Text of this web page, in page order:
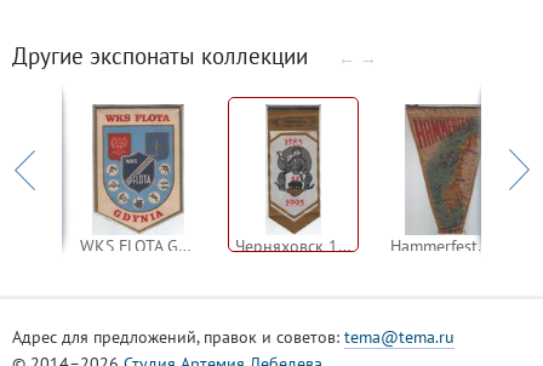
Другие экспонаты коллекции ← →
WKS FLOTA GDYNIA Черняховск 1993, Инстербург, Калининградская область
Адрес для предложений, правок и советов: tema@tema.ru